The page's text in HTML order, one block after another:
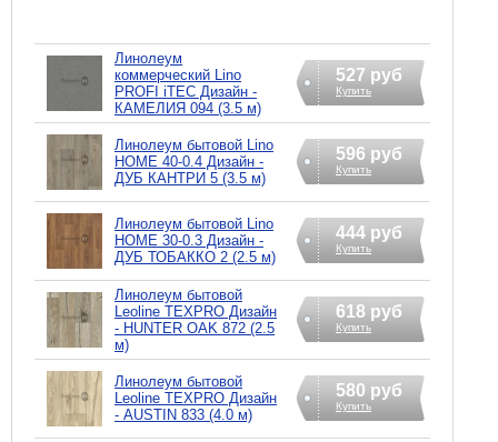
Линолеум
коммерческий Lino
PROFI iTEC Дизайн -
КАМЕЛИЯ 094 (3.5 м)
527 руб
Купить
Линолеум бытовой Lino
HOME 40-0.4 Дизайн -
ДУБ КАНТРИ 5 (3.5 м)
596 руб
Купить
Линолеум бытовой Lino
HOME 30-0.3 Дизайн -
ДУБ ТОБАККО 2 (2.5 м)
444 руб
Купить
Линолеум бытовой
Leoline TEXPRO Дизайн
- HUNTER OAK 872 (2.5
м)
618 руб
Купить
Линолеум бытовой
Leoline TEXPRO Дизайн
- AUSTIN 833 (4.0 м)
580 руб
Купить